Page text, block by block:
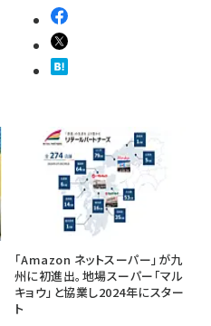
「Amazon ネットスーパー」が九
州に初進出。地場スーパー「マル
キョウ」と協業し2024年にスター
ト